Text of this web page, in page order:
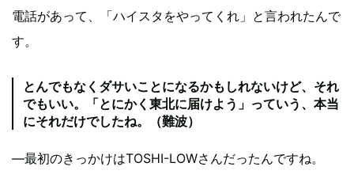
電話があって、「ハイスタをやってくれ」と言われたんで
す。
とんでもなくダサいことになるかもしれないけど、それ
でもいい。「とにかく東北に届けよう」っていう、本当
にそれだけでしたね。（難波）
―最初のきっかけはTOSHI-LOWさんだったんですね。